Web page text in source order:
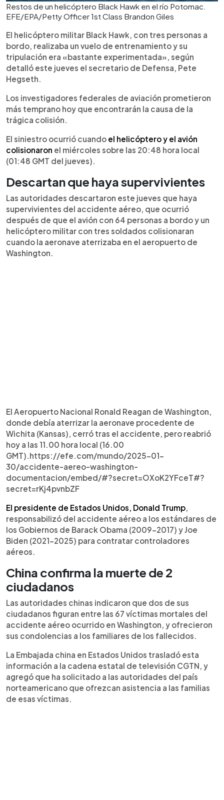
Restos de un helicóptero Black Hawk en el río Potomac.
EFE/EPA/Petty Officer 1st Class Brandon Giles
El helicóptero militar Black Hawk, con tres personas a
bordo, realizaba un vuelo de entrenamiento y su
tripulación era «bastante experimentada», según
detalló este jueves el secretario de Defensa, Pete
Hegseth.
Los investigadores federales de aviación prometieron
más temprano hoy que encontrarán la causa de la
trágica colisión.
El siniestro ocurrió cuando el helicóptero y el avión
colisionaron el miércoles sobre las 20:48 hora local
(01:48 GMT del jueves).
Descartan que haya supervivientes
Las autoridades descartaron este jueves que haya
supervivientes del accidente aéreo, que ocurrió
después de que el avión con 64 personas a bordo y un
helicóptero militar con tres soldados colisionaran
cuando la aeronave aterrizaba en el aeropuerto de
Washington.
El Aeropuerto Nacional Ronald Reagan de Washington,
donde debía aterrizar la aeronave procedente de
Wichita (Kansas), cerró tras el accidente, pero reabrió
hoy a las 11.00 hora local (16.00
GMT).https://efe.com/mundo/2025-01-
30/accidente-aereo-washington-
documentacion/embed/#?secret=OXoK2YFceT#?
secret=rKj4pvnbZF
El presidente de Estados Unidos, Donald Trump,
responsabilizó del accidente aéreo a los estándares de
los Gobiernos de Barack Obama (2009-2017) y Joe
Biden (2021-2025) para contratar controladores
aéreos.
China confirma la muerte de 2
ciudadanos
Las autoridades chinas indicaron que dos de sus
ciudadanos figuran entre las 67 víctimas mortales del
accidente aéreo ocurrido en Washington, y ofrecieron
sus condolencias a los familiares de los fallecidos.
La Embajada china en Estados Unidos trasladó esta
información a la cadena estatal de televisión CGTN, y
agregó que ha solicitado a las autoridades del país
norteamericano que ofrezcan asistencia a las familias
de esas víctimas.